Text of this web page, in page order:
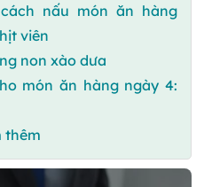
nấu món ăn hàng
viên
non xào dưa
món ăn hàng ngày 4:
thêm